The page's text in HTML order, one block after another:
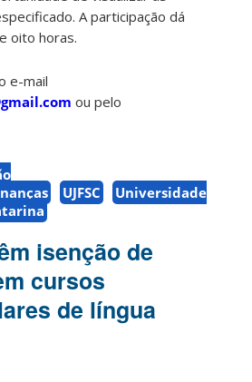
A participação dá
oito horas.
e-mail
ou pelo
UJFSC
Universidade
isenção de
cursos
de língua